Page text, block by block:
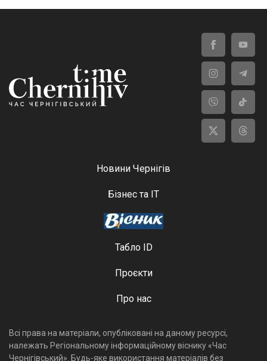
Новини Чернігів
Бізнес та ІТ
Табло ID
Проєкти
Про нас
Всі права на матеріали, опубліковані на даному ресурсі,
належать Регіональному інформаційному віснику «Час
Чернігівський». Будь-яке використання матеріалів без